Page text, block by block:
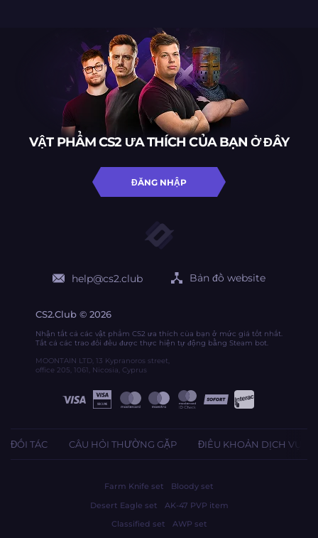
CS2.Club © 2026
Nhận tất cả các vật phẩm CS2 ưa thích của bạn ở mức giá tốt nhất.
Tất cả các trao đổi đều được thực hiện tự động bằng Steam bot.
MOONTAIN LTD, 13 Kypranoros street,
office 205, 1061, Nicosia, Cyprus
VẬT PHẨM CS2 ƯA THÍCH CỦA BẠN Ở ĐÂY
ĐĂNG NHẬP
help@cs2.club Bản đồ website
Farm Knife set
Bloody set
Desert Eagle set
AK-47 PVP item
Classified set
AWP set
ĐỐI TÁC CÂU HỎI THƯỜNG GẶP ĐIỀU KHOẢN DỊCH VỤ